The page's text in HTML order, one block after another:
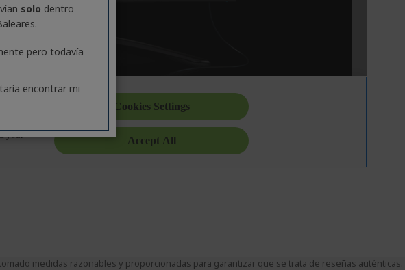
medidas razonables y proporcionadas para garantizar que se trata de reseñas auténticas.
solo dentro
pero todavía
encontrar mi